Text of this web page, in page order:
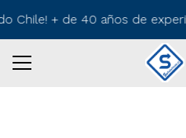
Chile! + de 40 años de